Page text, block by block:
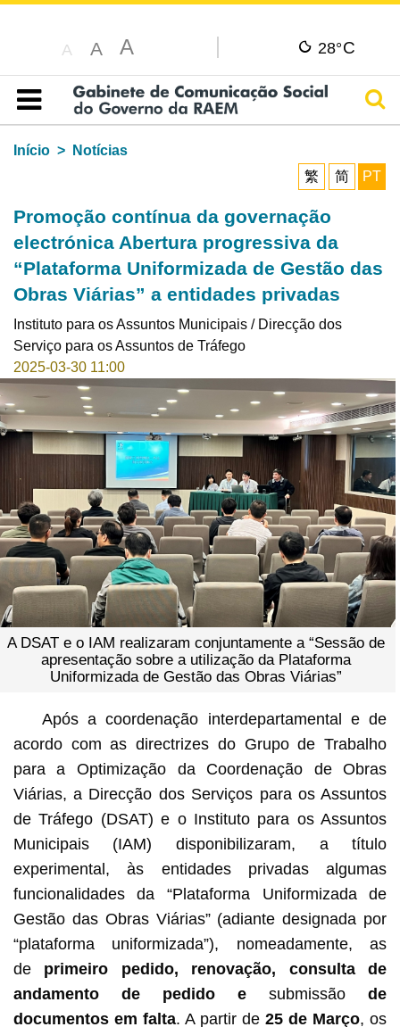
A A A 28°C
Índice
Início
Notícias
繁
简 PT
Promoção contínua da governação
electrónica Abertura progressiva da
“Plataforma Uniformizada de Gestão das
Obras Viárias” a entidades privadas
Instituto para os Assuntos Municipais / Direcção dos
Serviço para os Assuntos de Tráfego
2025-03-30 11:00
A DSAT e o IAM realizaram conjuntamente a “Sessão de
apresentação sobre a utilização da Plataforma
Uniformizada de Gestão das Obras Viárias”
Após a coordenação interdepartamental e de
acordo com as directrizes do Grupo de Trabalho
para a Optimização da Coordenação de Obras
Viárias, a Direcção dos Serviços para os Assuntos
de Tráfego (DSAT) e o Instituto para os Assuntos
Municipais (IAM) disponibilizaram, a título
experimental, às entidades privadas algumas
funcionalidades da “Plataforma Uniformizada de
Gestão das Obras Viárias” (adiante designada por
“plataforma uniformizada”), nomeadamente, as
de primeiro pedido, renovação, consulta de
andamento de pedido esubmissão de
documentos em falta. A partir de25 de Março, os